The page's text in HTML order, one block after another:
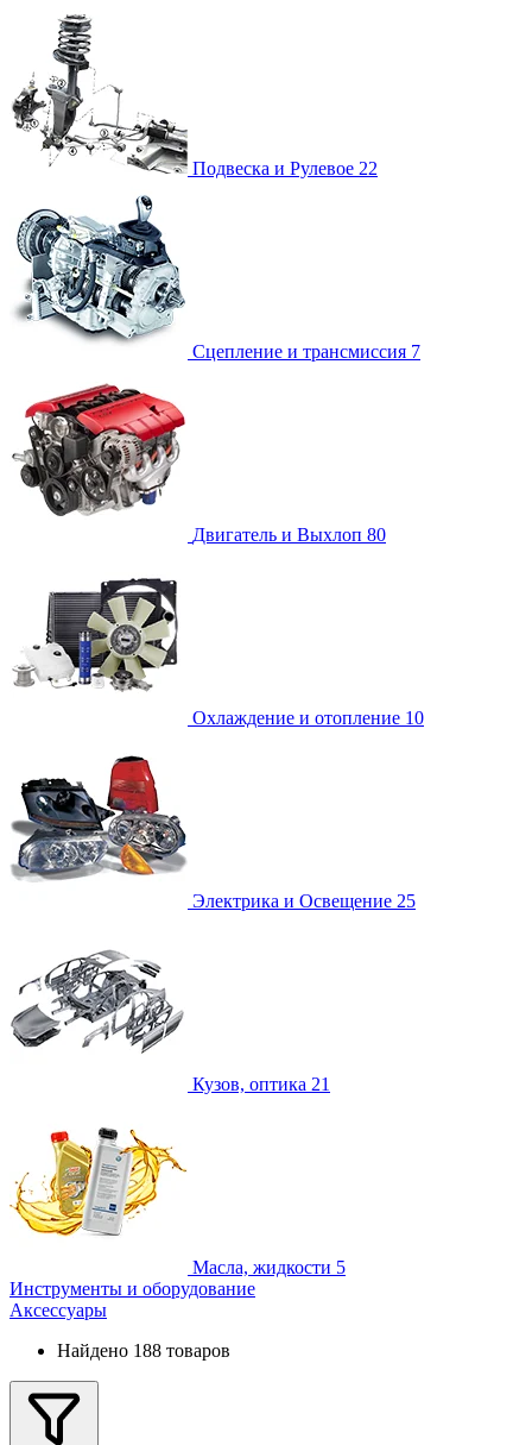
Подвеска и Рулевое 22
Сцепление и трансмиссия 7
Двигатель и Выхлоп 80
Охлаждение и отопление 10
Электрика и Освещение 25
Кузов, оптика 21
Масла, жидкости 5
Инструменты и оборудование
Аксессуары
Найдено 188 товаров